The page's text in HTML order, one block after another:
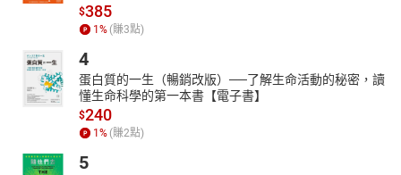
$385
1 % (賺3點)
4
蛋白質的一生（暢銷改版）──了解生命活動的秘密，讀
懂生命科學的第一本書【電子書】
$240
1 % (賺2點)
5